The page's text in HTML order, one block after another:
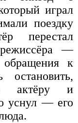
играл
поездку
перестал
—
обращения к
актёру и
уснул — его